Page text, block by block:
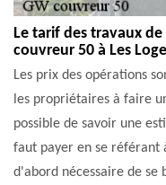
Le tarif des travaux
couvreur 50 à Les
Les prix des opérations
les propriétaires à faire
possible de savoir une
faut payer en se référant
d'abord nécessaire de